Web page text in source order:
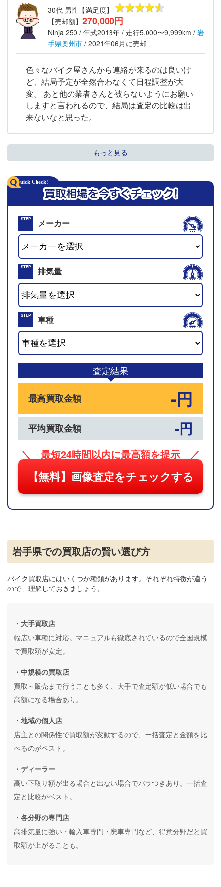
30代 男性 【満足度】
【売却額】 270,000円
Ninja 250 / 年式2013年 / 走行5,000〜9,999km / 岩
手県奥州市 / 2021年06月 に売却
色々なバイク屋さんから連絡が来るのは良いけ
ど、結局予定が全然合わなくて日程調整が大
変。 あと他の業者さんと被らないようにお願い
しますと言われるので、結局は査定の比較は出
来ないなと思った。
もっと見る
STEP
01
メーカー
STEP
02
排気量
STEP
03
車種
査定結果
最高買取金額 -円
平均買取金額 -円
＼ 最短24時間以内に最高額を提示 ／
【無料】画像査定をチェックする
岩手県での買取店の賢い選び方
バイク買取店にはいくつか種類があります。それぞれ特徴が違う
ので、理解しておきましょう。
・大手買取店
幅広い車種に対応。マニュアルも徹底されているので全国規模
で買取額が安定。
・中規模の買取店
買取～販売まで行うことも多く、大手で査定額が低い場合でも
高額になる場合あり。
・地域の個人店
店主との関係性で買取額が変動するので、一括査定と金額を比
べるのがベスト。
・ディーラー
高い下取り額が出る場合と出ない場合でバラつきあり。一括査
定と比較がベスト。
・各分野の専門店
高排気量に強い・輸入車専門・廃車専門など、得意分野だと買
取額が上がることも。